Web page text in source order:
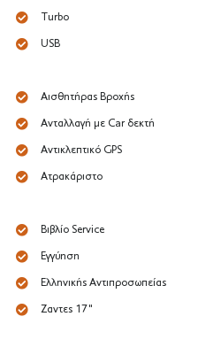
Turbo
USB
Αισθητήρας Βροχής
Ανταλλαγή με Car δεκτή
Αντικλεπτικό GPS
Ατρακάριστο
Βιβλίο Service
Εγγύηση
Ελληνικής Αντιπροσωπείας
Ζαντες 17"